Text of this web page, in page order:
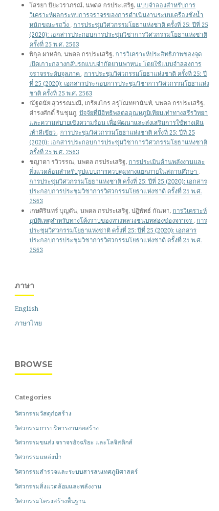
โสรยา ปิยะวราภรณ์, นพดล กรประเสริฐ, แบบจำลองสำหรับการ
วิเคราะห์ผลกระทบการจราจรของการดำเนินงานระบบเครื่องชั่งน้ำ
หนักขณะรถวิ่ง , การประชุมวิศวกรรมโยธาแห่งชาติ ครั้งที่ 25: ปีที่ 25
(2020): เอกสารประกอบการประชุมวิชาการวิศวกรรมโยธาแห่งชาติ
ครั้งที่ 25 พ.ศ. 2563
พิกุล ผาหลัก, นพดล กรประเสริฐ, การวิเคราะห์ประสิทธิภาพของจุด
เปิดเกาะกลางกลับรถแบบจำกัดยานพาหนะ โดยใช้แบบจำลองการ
จราจรระดับจุลภาค , การประชุมวิศวกรรมโยธาแห่งชาติ ครั้งที่ 25: ปี
ที่ 25 (2020): เอกสารประกอบการประชุมวิชาการวิศวกรรมโยธาแห่ง
ชาติ ครั้งที่ 25 พ.ศ. 2563
ณัฐดนัย สุวรรณมณี, เกรียงไกร อรุโณทยานันท์, นพดล กรประเสริฐ,
ดำรงศักดิ์ รินชุมภู, ปัจจัยที่มีอิทธิพลต่ออุณหภูมิเทียบเท่าทางสรีรวิทยา
และความสบายเชิงความร้อน เพื่อพัฒนาและส่งเสริมการใช้ทางเดิน
เท้าสีเขียว , การประชุมวิศวกรรมโยธาแห่งชาติ ครั้งที่ 25: ปีที่ 25
(2020): เอกสารประกอบการประชุมวิชาการวิศวกรรมโยธาแห่งชาติ
ครั้งที่ 25 พ.ศ. 2563
ชญาดา รวิวรรณ, นพดล กรประเสริฐ, การประเมินด้านพลังงานและ
สิ่งแวดล้อมสำหรับรูปแบบการควบคุมทางแยกภายในสถานศึกษา ,
การประชุมวิศวกรรมโยธาแห่งชาติ ครั้งที่ 25: ปีที่ 25 (2020): เอกสาร
ประกอบการประชุมวิชาการวิศวกรรมโยธาแห่งชาติ ครั้งที่ 25 พ.ศ.
2563
เกษศิรินทร์ บุญตัน, นพดล กรประเสริฐ, ปฏิพัทธ์ กัณหา, การวิเคราะห์
อุบัติเหตุสำหรับทางโค้งราบของทางหลวงชนบทสองช่องจราจร , การ
ประชุมวิศวกรรมโยธาแห่งชาติ ครั้งที่ 25: ปีที่ 25 (2020): เอกสาร
ประกอบการประชุมวิชาการวิศวกรรมโยธาแห่งชาติ ครั้งที่ 25 พ.ศ.
2563
ภาษา
English
ภาษาไทย
BROWSE
Categories
วิศวกรรมวัสดุก่อสร้าง
วิศวกรรมการบริหารงานก่อสร้าง
วิศวกรรมขนส่ง จราจรอัจฉริยะ และโลจิสติกส์
วิศวกรรมแหล่งน้ำ
วิศวกรรมสำรวจและระบบสารสนเทศภูมิศาสตร์
วิศวกรรมสิ่งแวดล้อมและพลังงาน
วิศวกรรมโครงสร้างพื้นฐาน